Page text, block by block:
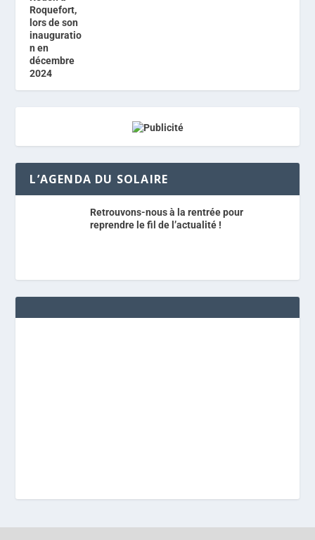
L’AGENDA DU SOLAIRE
Retrouvons-nous à la rentrée pour
reprendre le fil de l’actualité !